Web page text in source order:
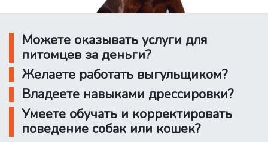
Можете оказывать услуги для
питомцев за деньги?
Желаете работать выгульщиком?
Владеете навыками дрессировки?
Умеете обучать и корректировать
поведение собак или кошек?